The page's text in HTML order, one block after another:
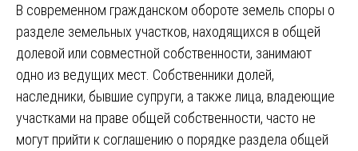
В современном гражданском обороте земель споры о
разделе земельных участков, находящихся в общей
долевой или совместной собственности, занимают
одно из ведущих мест. Собственники долей,
наследники, бывшие супруги, а также лица, владеющие
участками на праве общей собственности, часто не
могут прийти к соглашению о порядке раздела общей